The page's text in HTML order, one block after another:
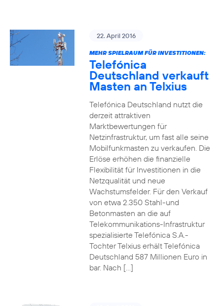
22. April 2016
MEHR SPIELRAUM FÜR INVESTITIONEN:
Telefónica
Deutschland verkauft
Masten an Telxius
Telefónica Deutschland nutzt die
derzeit attraktiven
Marktbewertungen für
Netzinfrastruktur, um fast alle seine
Mobilfunkmasten zu verkaufen. Die
Erlöse erhöhen die finanzielle
Flexibilität für Investitionen in die
Netzqualität und neue
Wachstumsfelder. Für den Verkauf
von etwa 2.350 Stahl-und
Betonmasten an die auf
Telekommunikations-Infrastruktur
spezialisierte Telefónica S.A.-
Tochter Telxius erhält Telefónica
Deutschland 587 Millionen Euro in
bar. Nach […]